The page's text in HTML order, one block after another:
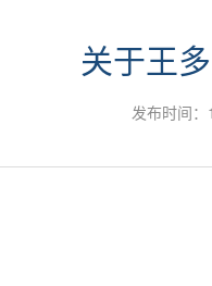
关于王
发布时间